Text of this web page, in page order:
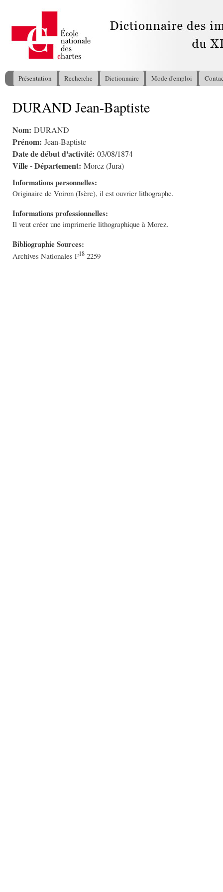
Menu principal
Présentation Recherche Dictionnaire Mode d'emploi
Vous êtes ici
DURAND Jean-Baptiste
Nom: DURAND
Prénom: Jean-Baptiste
Date de début d'activité: 03/08/1874
Ville - Département: Morez (Jura)
Informations personnelles:
Originaire de Voiron (Isère), il est ouvrier lithographe.
Informations professionnelles:
Il veut créer une imprimerie lithographique à Morez.
Bibliographie Sources:
Archives Nationales F18 2259